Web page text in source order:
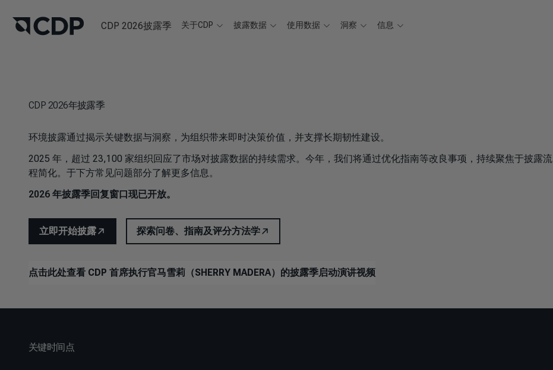
CDP 2026披露季 关于CDP 披露数据 使用数据 洞察 信息
CDP 2026年披露季
环境披露通过揭示关键数据与洞察，为组织带来即时决策价值，并支撑长期韧性建设。
2025 年，超过 23,100 家组织回应了市场对披露数据的持续需求。今年，我们将通过优化指南等改良事项，持续聚焦于披露流
程简化。于下方常见问题部分了解更多信息。
2026 年披露季回复窗口现已开放。
立即开始披露 探索问卷、指南及评分方法学
点击此处查看 CDP 首席执行官马雪莉（SHERRY MADERA）的披露季启动演讲视频
关键时间点